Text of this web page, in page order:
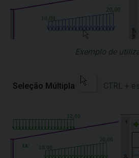
Exemplo de
Seleção Múltipla CTRL +